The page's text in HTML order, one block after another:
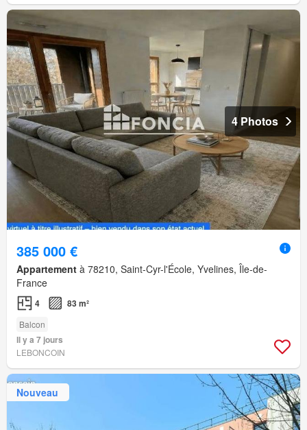
4 Photos
385 000 €
Appartement à 78210, Saint-Cyr-l'École, Yvelines, Île-de-
France
4 83 m²
Balcon
Il y a 7 jours
LEBONCOIN
Nouveau